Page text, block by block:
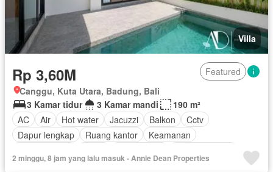
Villa
Rp 3,60M
Featured
Canggu, Kuta Utara, Badung, Bali
3 Kamar tidur
3 Kamar mandi
190 m²
AC
Air Hot water Jacuzzi Balkon
Cctv
Dapur lengkap
Ruang kantor
Keamanan
Ruang layanan
Tangki air Telephone Televisi
Garasi
2 minggu, 8 jam yang lalu masuk - Annie Dean Properties